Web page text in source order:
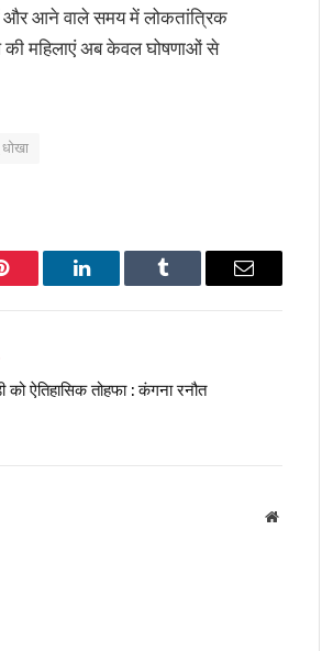
और आने वाले समय में लोकतांत्रिक
की महिलाएं अब केवल घोषणाओं से
LinkedIn Tumblr Email
को ऐतिहासिक तोहफा : कंगना रनौत